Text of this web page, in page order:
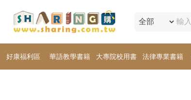
好康福利區 華語教學書籍 大專院校用書 法律專業書籍